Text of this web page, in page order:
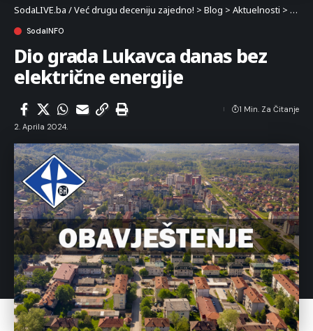
SodaLIVE.ba / Već drugu deceniju zajedno! > Blog > Aktuelnosti >
SodaINFO
Dio grada Lukavca danas bez
električne energije
2. Aprila 2024.
1 Min. Za Čitanje